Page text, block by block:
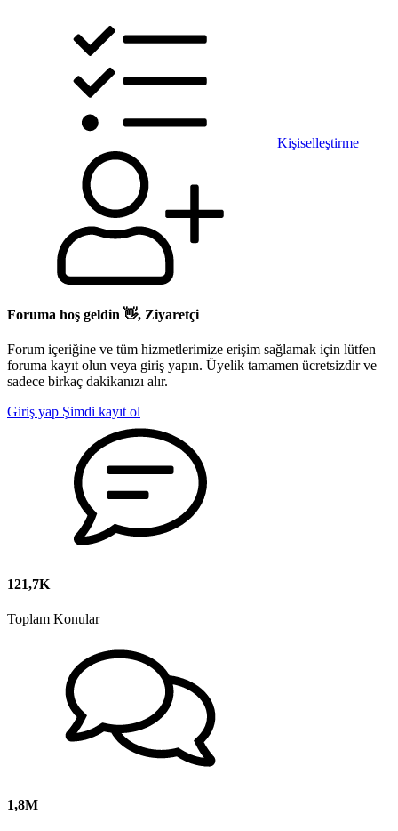
Kişiselleştirme
Foruma hoş geldin 👋, Ziyaretçi
Forum içeriğine ve tüm hizmetlerimize erişim sağlamak için lütfen
foruma kayıt olun veya giriş yapın. Üyelik tamamen ücretsizdir ve
sadece birkaç dakikanızı alır.
Giriş yap Şimdi kayıt ol
121,7K
Toplam Konular
1,8M